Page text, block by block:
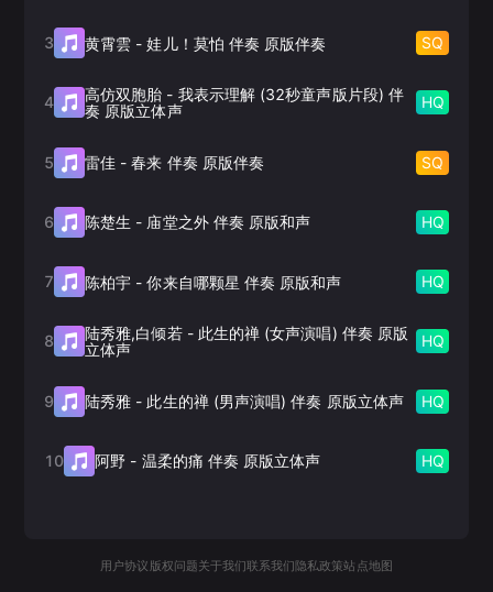
3 黄霄雲 -娃儿！莫怕 伴奏 原版伴奏 SQ
4 高仿双胞胎 - 我表示理解 (32秒童声版片段) 伴
奏 原版立体声
HQ
5 雷佳 -春来 伴奏 原版伴奏 SQ
6 陈楚生 - 庙堂之外 伴奏 原版和声 HQ
7 陈柏宇 -你来自哪颗星 伴奏 原版和声 HQ
8 陆秀雅,白倾若- 此生的禅 (女声演唱) 伴奏 原版
立体声
HQ
9 陆秀雅 - 此生的禅 (男声演唱) 伴奏 原版立体声 HQ
10 阿野 - 温柔的痛 伴奏 原版立体声 HQ
用户协议 版权问题关于我们联系我们 隐私政策站点地图